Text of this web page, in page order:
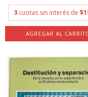
3 cuotas sin interés de